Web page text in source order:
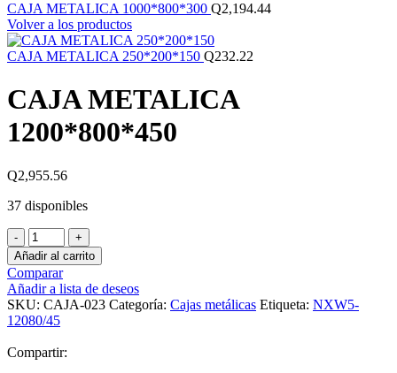
CAJA METALICA 1000*800*300 Q2,194.44
Volver a los productos
CAJA METALICA 250*200*150 Q232.22
CAJA METALICA
1200*800*450
Q2,955.56
37 disponibles
CAJA
METALICA
1200*800*450
cantidad
Añadir al carrito
Comparar
Añadir a lista de deseos
SKU: CAJA-023 Categoría: Cajas metálicas Etiqueta: NXW5-
12080/45
Compartir: